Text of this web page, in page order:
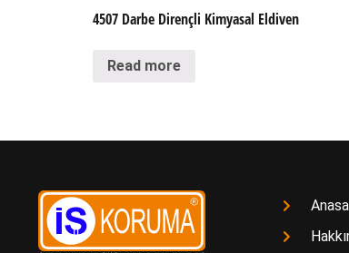
4507 Darbe Dirençli Kimyasal Eldiven
Read more